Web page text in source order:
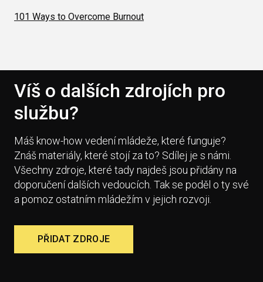
101 Ways to Overcome Burnout
Víš o dalších zdrojích pro
službu?
Máš know-how vedení mládeže, které funguje?
Znáš materiály, které stojí za to? Sdílej je s námi.
Všechny zdroje, které tady najdeš jsou přidány na
doporučení dalších vedoucích. Tak se poděl o ty své
a pomoz ostatním mládežím v jejich rozvoji.
PŘIDAT ZDROJE